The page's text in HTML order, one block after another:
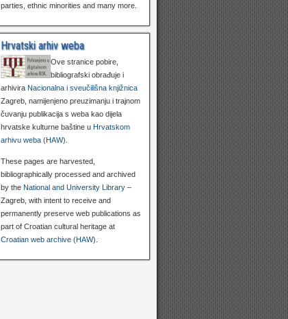
parties, ethnic minorities and many more.
Hrvatski arhiv weba
Ove stranice pobire,
bibliografski obrađuje i
arhivira Nacionalna i sveučilišna knjižnica
Zagreb, namijenjeno preuzimanju i trajnom
čuvanju publikacija s weba kao dijela
hrvatske kulturne baštine u Hrvatskom
arhivu weba (HAW)
These pages are harvested,
bibliographically processed and archived
by the National and University Library–
Zagreb, with intent to receive and
permanently preserve web publications as
part of Croatian cultural heritage at
Croatian web archive (HAW)